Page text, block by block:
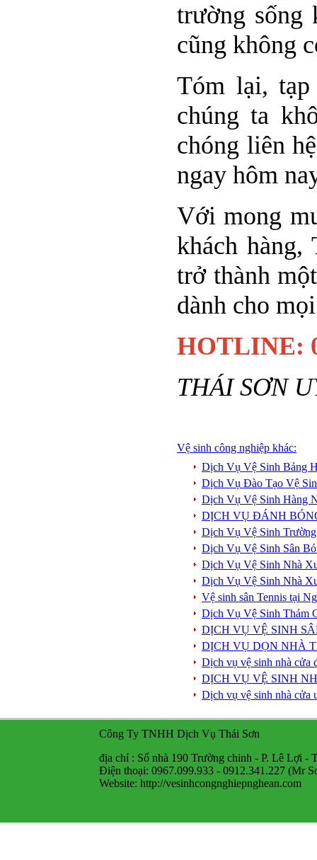
trường sống
cũng không
Tóm lại,
chúng ta
chóng liên
ngay hôm
Với mong
khách hàng,
trở thành
dành cho
HOTLINE:
THÁI SƠN
Vệ sinh công nghiệp khác:
Dịch Vụ Vệ Sinh Bảng
Dịch Vụ Đào Tạo Vệ
Dịch Vụ Vệ Sinh Hàng
DỊCH VỤ ĐÁNH
Dịch Vụ Vệ Sinh
Dịch Vụ Vệ Sinh Sân
Dịch Vụ Vệ Sinh Nhà
Dịch Vụ Vệ Sinh Nhà
Vệ sinh sân Tennis tại
Dịch Vụ Vệ Sinh Thảm
DỊCH VỤ VỆ SINH
DỊCH VỤ DỌN NHÀ
Dịch vụ vệ sinh nhà cửa
DỊCH VỤ VỆ SINH
Dịch vụ vệ sinh nhà
Công Ty TNHH Dịch Vụ Thái Sơn
địa chỉ : Số nhà 190 Trường chinh - P. Lê Lợi -
Điện thoại: 0967.099.933 - 0912.341.227 (Mr
Website: http://vesinhcongnghiepnghean.com